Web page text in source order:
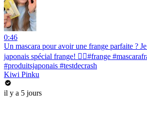
0:46
Un mascara pour avoir une frange parfaite ?
japonais spécial frange! 💇‍♀️#frange
#produitsjaponais #testdecrash
Kiwi Pinku
il y a 5 jours